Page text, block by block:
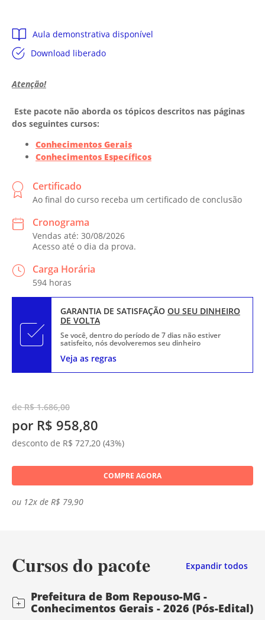
Aula demonstrativa disponível
Download liberado
Atenção!
Este pacote não aborda os tópicos descritos nas páginas
dos seguintes cursos:
Conhecimentos Gerais
Conhecimentos Específicos
de R$ 1.686,00
por R$ 958,80
desconto de R$ 727,20 (43%)
COMPRE AGORA
ou 12x de R$ 79,90
Certificado
Ao final do curso receba um certificado de conclusão
Cronograma
Vendas até: 30/08/2026
Acesso até o dia da prova.
Carga Horária
594 horas
GARANTIA DE SATISFAÇÃO OU SEU DINHEIRO
DE VOLTA
Se você, dentro do período de 7 dias não estiver
satisfeito, nós devolveremos seu dinheiro
Veja as regras
Cursos do pacote Expandir todos
Prefeitura de Bom Repouso-MG -
Conhecimentos Gerais - 2026 (Pós-Edital)